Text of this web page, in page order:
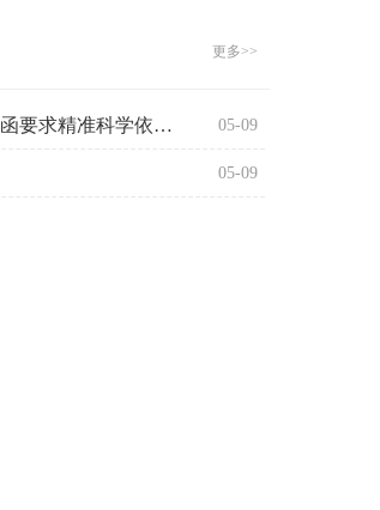
更多>>
中央生态环境保护督察工作领导小组办公室致函要求精准科学依法推进边督边改严禁“... 05-09
05-09